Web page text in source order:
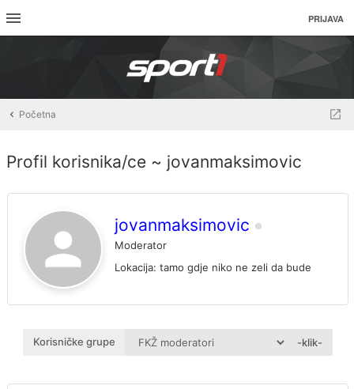
PRIJAVA
Početna
Profil korisnika/ce ~ jovanmaksimovic
jovanmaksimovic
Moderator
Lokacija: tamo gdje niko ne zeli da bude
Korisničke grupe -klik-